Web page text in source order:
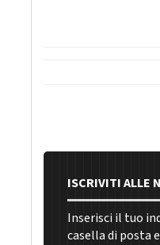
ISCRIVITI ALLE
Inserisci il tuo
casella di posta